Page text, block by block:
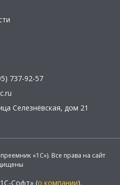
737-92-57
Селезнёвская, дом 21
«1С»). Все права на сайт
Софт» (о компании).